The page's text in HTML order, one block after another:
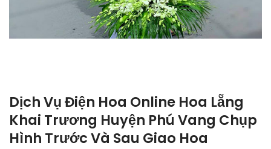
Dịch Vụ Điện Hoa Online Hoa Lẵng
Khai Trương Huyện Phú Vang Chụp
Hình Trước Và Sau Giao Hoa